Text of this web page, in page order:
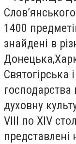
1400
знайдені в
Святогірська
господарства
духовну
VIII по XIV